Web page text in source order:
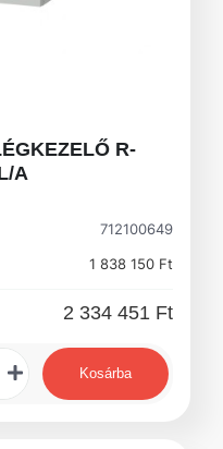
R-
A
712100649
1 838 150 Ft
2 334 451 Ft
Kosárba